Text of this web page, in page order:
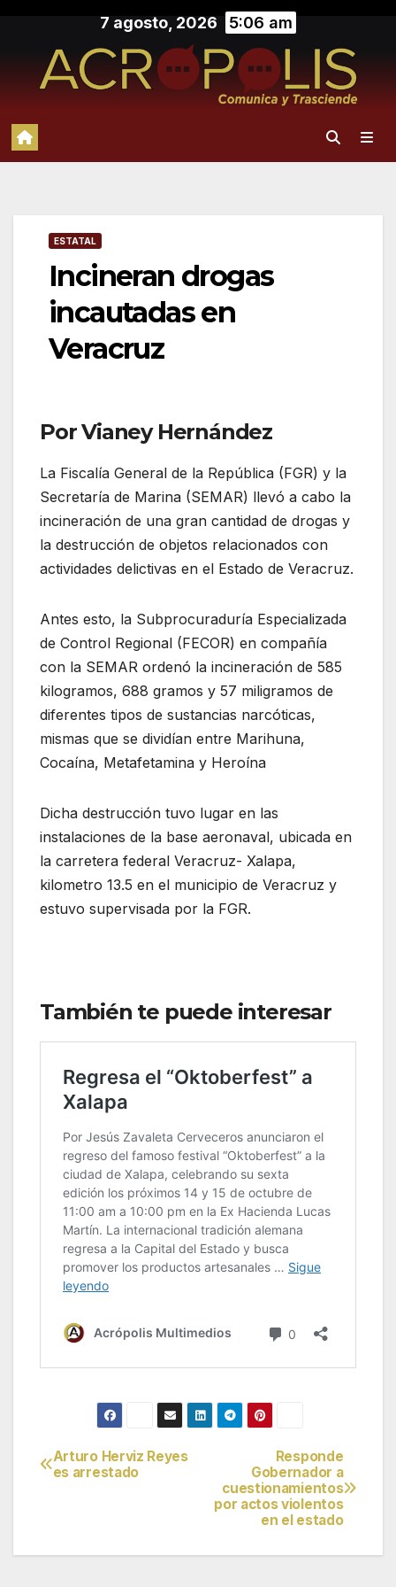
contenido
7 agosto, 2026 5:06 am
ESTATAL
Incineran drogas
incautadas en
Veracruz
Por Vianey Hernández
La Fiscalía General de la República (FGR) y la
Secretaría de Marina (SEMAR) llevó a cabo la
incineración de una gran cantidad de drogas y
la destrucción de objetos relacionados con
actividades delictivas en el Estado de Veracruz.
Antes esto, la Subprocuraduría Especializada
de Control Regional (FECOR) en compañía
con la SEMAR ordenó la incineración de 585
kilogramos, 688 gramos y 57 miligramos de
diferentes tipos de sustancias narcóticas,
mismas que se dividían entre Marihuna,
Cocaína, Metafetamina y Heroína
Dicha destrucción tuvo lugar en las
instalaciones de la base aeronaval, ubicada en
la carretera federal Veracruz- Xalapa,
kilometro 13.5 en el municipio de Veracruz y
estuvo supervisada por la FGR.
También te puede interesar
Navegación
Responde
Gobernador a
cuestionamientos
por actos violentos
en el estado
Arturo Herviz Reyes
es arrestado